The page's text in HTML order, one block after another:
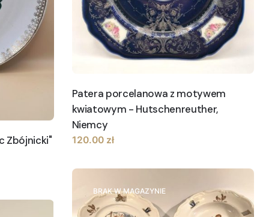
Zbójnicki"
Patera porcelanowa z motywem
kwiatowym - Hutschenreuther,
Niemcy
120.00 zł
BRAK W MAGAZYNIE